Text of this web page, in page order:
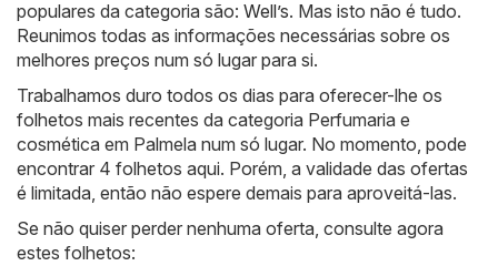
populares da categoria são: Well’s. Mas isto não é tudo.
Reunimos todas as informações necessárias sobre os
melhores preços num só lugar para si.
Trabalhamos duro todos os dias para oferecer-lhe os
folhetos mais recentes da categoria Perfumaria e
cosmética em Palmela num só lugar. No momento, pode
encontrar 4 folhetos aqui. Porém, a validade das ofertas
é limitada, então não espere demais para aproveitá-las.
Se não quiser perder nenhuma oferta, consulte agora
estes folhetos: